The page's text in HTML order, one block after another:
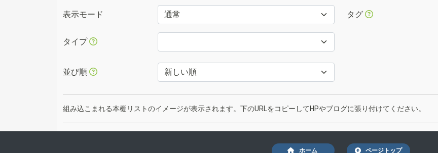
表示モード タグ
タイプ
並び順
組み込こまれる本棚リストのイメージが表示されます。下のURLをコピーしてHPやブログに張り付けてください。
ホーム ページトップ